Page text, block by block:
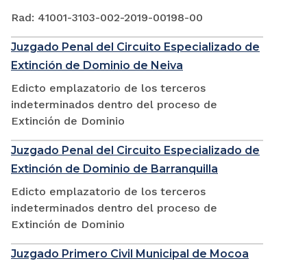
Rad: 41001-3103-002-2019-00198-00
Juzgado Penal del Circuito Especializado de
Extinción de Dominio de Neiva
Edicto emplazatorio de los terceros
indeterminados dentro del proceso de
Extinción de Dominio
Juzgado Penal del Circuito Especializado de
Extinción de Dominio de Barranquilla
Edicto emplazatorio de los terceros
indeterminados dentro del proceso de
Extinción de Dominio
Juzgado Primero Civil Municipal de Mocoa